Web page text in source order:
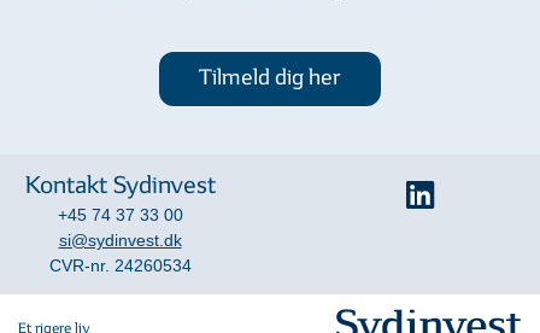
Tilmeld dig her
Kontakt Sydinvest
+45 74 37 33 00
si@sydinvest.dk
CVR-nr. 24260534
Et rigere liv